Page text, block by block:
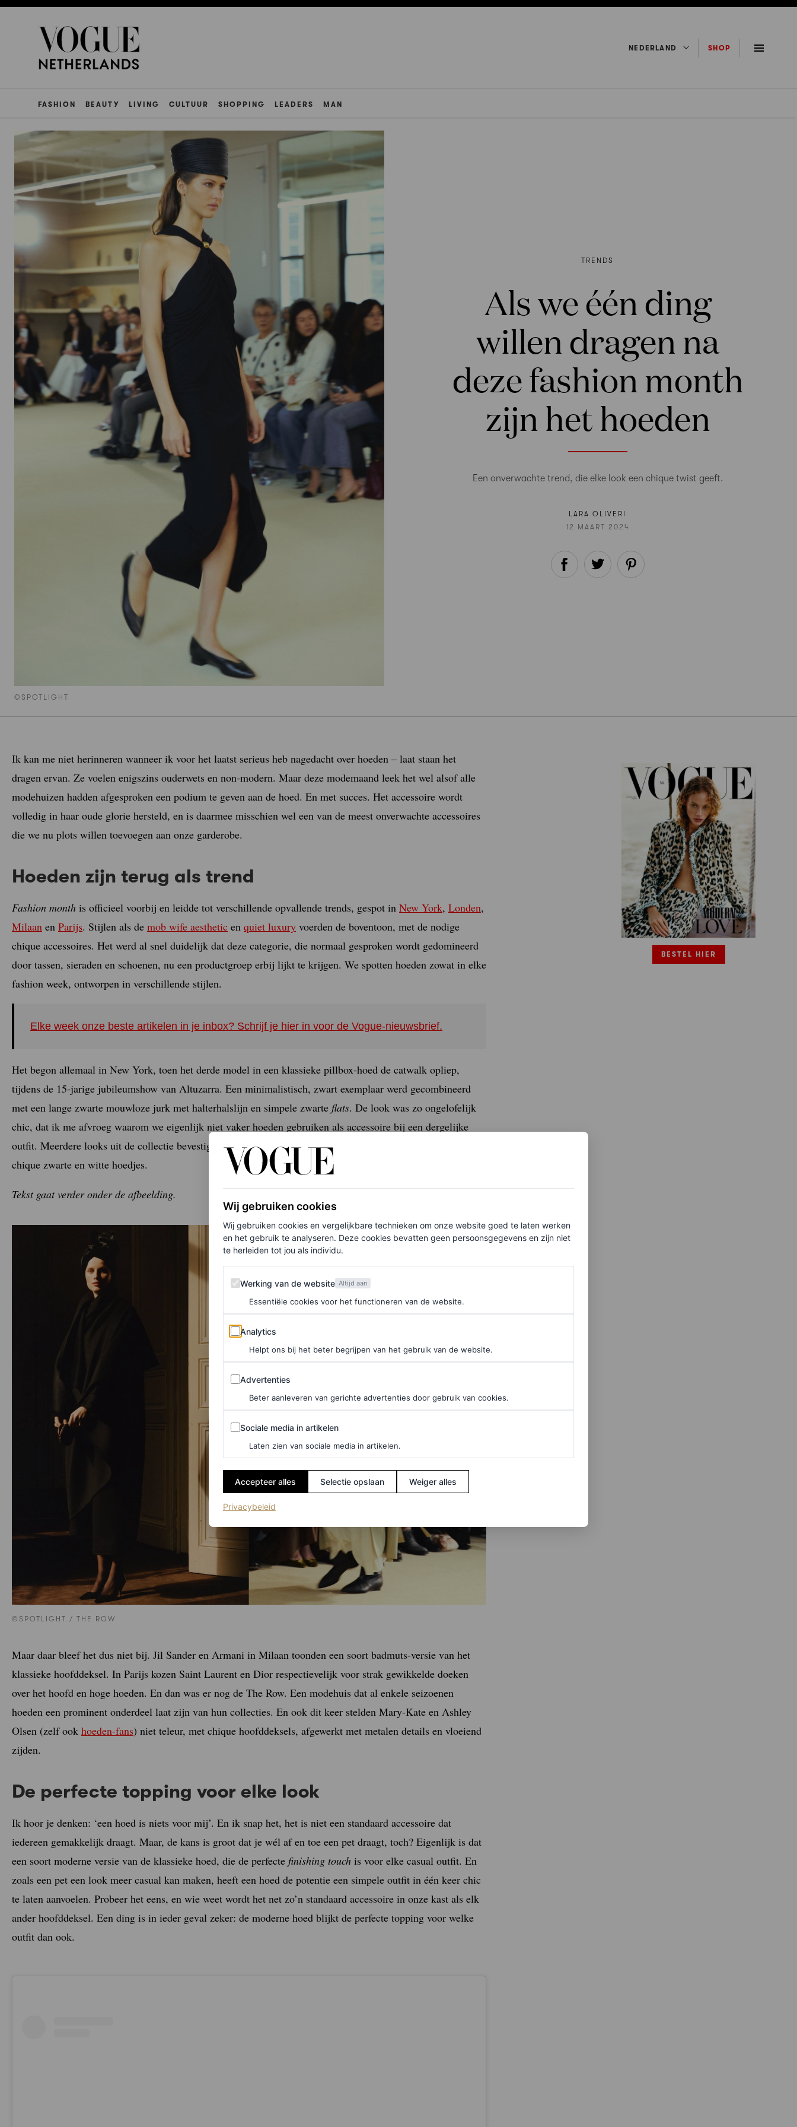
NEDERLAND SHOP
FASHION BEAUTY LIVING CULTUUR SHOPPING LEADERS MAN
©SPOTLIGHT
TRENDS
Als we één ding
willen dragen na
deze fashion month
zijn het hoeden
Een onverwachte trend, die elke look een chique twist geeft.
LARA OLIVERI
12 MAART 2024
Ik kan me niet herinneren wanneer ik voor het laatst serieus heb nagedacht over hoeden – laat staan het
dragen ervan. Ze voelen enigszins ouderwets en non-modern. Maar deze modemaand leek het wel alsof alle
modehuizen hadden afgesproken een podium te geven aan de hoed. En met succes. Het accessoire wordt
volledig in haar oude glorie hersteld, en is daarmee misschien wel een van de meest onverwachte accessoires
die we nu plots willen toevoegen aan onze garderobe.
Hoeden zijn terug als trend
Fashion month is officieel voorbij en leidde tot verschillende opvallende trends, gespot in New York, Londen,
Milaan en Parijs. Stijlen als de mob wife aesthetic en quiet luxury voerden de boventoon, met de nodige
chique accessoires. Het werd al snel duidelijk dat deze categorie, die normaal gesproken wordt gedomineerd
door tassen, sieraden en schoenen, nu een productgroep erbij lijkt te krijgen. We spotten hoeden zowat in elke
fashion week, ontworpen in verschillende stijlen.
Elke week onze beste artikelen in je inbox? Schrijf je hier in voor de Vogue-nieuwsbrief.
Het begon allemaal in New York, toen het derde model in een klassieke pillbox-hoed de catwalk opliep,
tijdens de 15-jarige jubileumshow van Altuzarra. Een minimalistisch, zwart exemplaar werd gecombineerd
met een lange zwarte mouwloze jurk met halterhalslijn en simpele zwarte flats. De look was zo ongelofelijk
chic, dat ik me afvroeg waarom we eigenlijk niet vaker hoeden gebruiken als accessoire bij een dergelijke
outfit. Meerdere looks uit de collectie bevestigden deze gedachte; ze werden stuk voor stuk voorzien van
chique zwarte en witte hoedjes.
Tekst gaat verder onder de afbeelding.
©SPOTLIGHT / THE ROW
Maar daar bleef het dus niet bij. Jil Sander en Armani in Milaan toonden een soort badmuts-versie van het
klassieke hoofddeksel. In Parijs kozen Saint Laurent en Dior respectievelijk voor strak gewikkelde doeken
over het hoofd en hoge hoeden. En dan was er nog de The Row. Een modehuis dat al enkele seizoenen
hoeden een prominent onderdeel laat zijn van hun collecties. En ook dit keer stelden Mary-Kate en Ashley
Olsen (zelf ook hoeden-fans) niet teleur, met chique hoofddeksels, afgewerkt met metalen details en vloeiend
zijden.
De perfecte topping voor elke look
Ik hoor je denken: ‘een hoed is niets voor mij’. En ik snap het, het is niet een standaard accessoire dat
iedereen gemakkelijk draagt. Maar, de kans is groot dat je wél af en toe een pet draagt, toch? Eigenlijk is dat
een soort moderne versie van de klassieke hoed, die de perfecte finishing touch is voor elke casual outfit. En
zoals een pet een look meer casual kan maken, heeft een hoed de potentie een simpele outfit in één keer chic
te laten aanvoelen. Probeer het eens, en wie weet wordt het net zo’n standaard accessoire in onze kast als elk
ander hoofddeksel. Een ding is in ieder geval zeker: de moderne hoed blijkt de perfecte topping voor welke
outfit dan ook.
BESTEL HIER
Wij gebruiken cookies
Wij gebruiken cookies en vergelijkbare technieken om onze website goed te laten werken
en het gebruik te analyseren. Deze cookies bevatten geen persoonsgegevens en zijn niet
te herleiden tot jou als individu.
Werking van de website
Werking van de website Altijd aan
Essentiële cookies voor het functioneren van de website.
Analytics
Analytics
Helpt ons bij het beter begrijpen van het gebruik van de website.
Advertenties
Advertenties
Beter aanleveren van gerichte advertenties door gebruik van cookies.
Sociale media in artikelen
Sociale media in artikelen
Laten zien van sociale media in artikelen.
Accepteer alles Selectie opslaan Weiger alles
Privacybeleid